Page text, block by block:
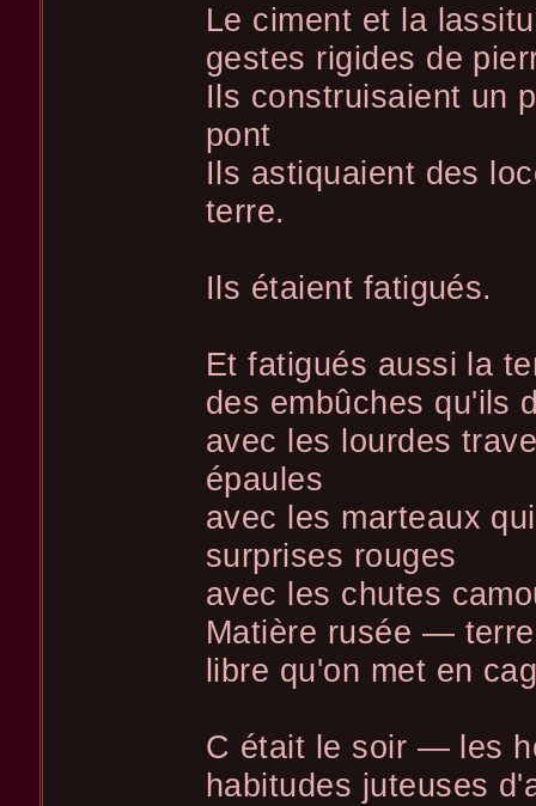
Le ciment et la
gestes rigides de
Ils construisaient un
pont
Ils astiquaient des
terre.
Ils étaient fatigués.
Et fatigués aussi la
des embûches qu'ils
avec les lourdes
épaules
avec les marteaux
surprises rouges
avec les chutes
Matière rusée —
libre qu'on met en
C était le soir — les
habitudes juteuses